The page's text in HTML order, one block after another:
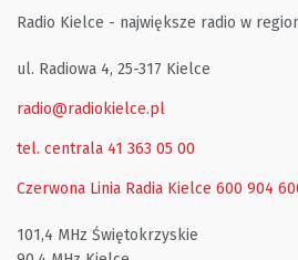
Radio Kielce - największe radio w
ul. Radiowa 4, 25-317 Kielce
radio@radiokielce.pl
tel. centrala 41 363 05 00
Czerwona Linia Radia Kielce 600 904
101,4 MHz Świętokrzyskie